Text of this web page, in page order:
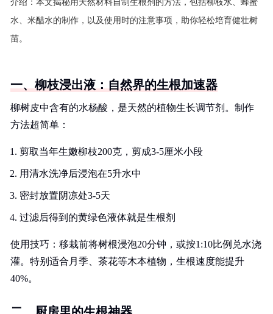
介绍： 本文揭秘用天然材料自制生根剂的方法，包括柳枝水、蜂蜜
水、米醋水的制作，以及使用时的注意事项，助你轻松培育健壮树
苗。
一、柳枝浸出液：自然界的生根加速器
柳树皮中含有的水杨酸，是天然的植物生长调节剂。制作
方法超简单：
剪取当年生嫩柳枝200克，剪成3-5厘米小段
用清水洗净后浸泡在5升水中
密封放置阴凉处3-5天
过滤后得到的黄绿色液体就是生根剂
使用技巧：移栽前将树根浸泡20分钟，或按1:10比例兑水浇
灌。特别适合月季、茶花等木本植物，生根速度能提升
40%。